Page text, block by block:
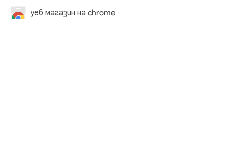
уеб магазин на chrome